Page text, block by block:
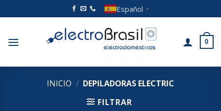
al
Español ▼
0
INICIO / DEPILADORAS ELECTRIC
FILTRAR